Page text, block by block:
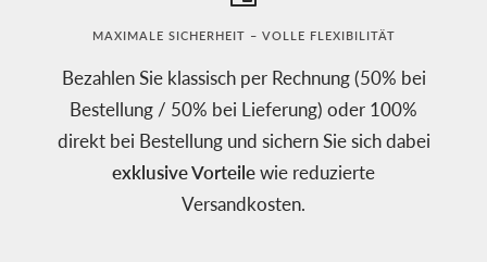
MAXIMALE SICHERHEIT – VOLLE FLEXIBILITÄT
Bezahlen Sie klassisch per Rechnung (50% bei
Bestellung / 50% bei Lieferung) oder 100%
direkt bei Bestellung und sichern Sie sich dabei
exklusive Vorteilewie reduzierte
Versandkosten.